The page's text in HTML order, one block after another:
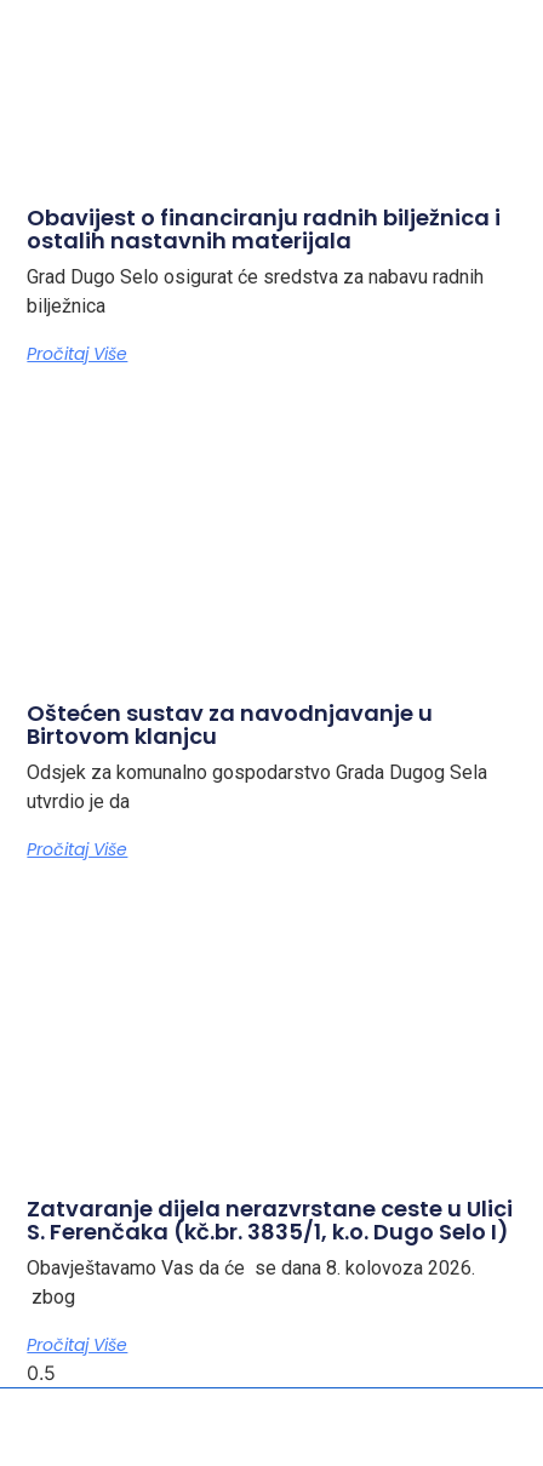
Obavijest o financiranju radnih bilježnica i
ostalih nastavnih materijala
Grad Dugo Selo osigurat će sredstva za nabavu radnih
bilježnica
Pročitaj Više
Oštećen sustav za navodnjavanje u
Birtovom klanjcu
Odsjek za komunalno gospodarstvo Grada Dugog Sela
utvrdio je da
Pročitaj Više
Zatvaranje dijela nerazvrstane ceste u Ulici
S. Ferenčaka (kč.br. 3835/1, k.o. Dugo Selo I)
Obavještavamo Vas da će se dana 8. kolovoza 2026.
zbog
Pročitaj Više